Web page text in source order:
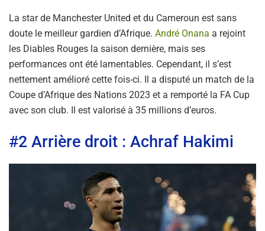
La star de Manchester United et du Cameroun est sans
doute le meilleur gardien d’Afrique. André Onana a rejoint
les Diables Rouges la saison dernière, mais ses
performances ont été lamentables. Cependant, il s’est
nettement amélioré cette fois-ci. Il a disputé un match de la
Coupe d’Afrique des Nations 2023 et a remporté la FA Cup
avec son club. Il est valorisé à 35 millions d’euros.
#2 Arrière droit : Achraf Hakimi